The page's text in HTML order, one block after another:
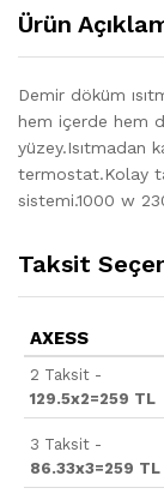
Ürün
Demir döküm
hem içerde hem
yüzey.Isıtmadan
termostat.Kolay
sistemi.1000 w
Taksit
AXESS
2 Taksit -
129.5x2=259 TL
3 Taksit -
86.33x3=259 TL